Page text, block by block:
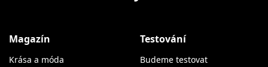
Magazín
Krása a móda
Testování
Budeme testovat